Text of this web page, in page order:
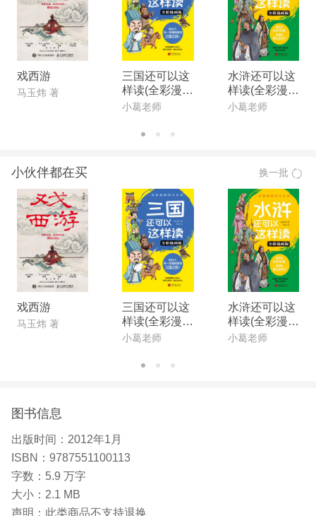
记历史，才不会让灵魂迷失；才能继承民族优秀的文
明，做一个顶天立地的中国。 ——著名作家苏叔阳
《代代读儿童文学经典丛书》所收，都是我儿时读过
的经典，是曾经伴我成长的图书，里面有许许多多有
趣的故事、有趣的人物，揪心扯肺的，让少年时代的
我激动了好多年——也是我们那个时代的时尚呢。相
信现在的小朋友来读，一定也是牵肠挂肚的。读读
别有天地呢！ ——著名作家、中国作协副主席陈建
功
戏西游
马玉炜 著
三国还可以这
样读(全彩漫画
版)
小葛老师
水浒还可以这
样读(全彩漫画
版)
小葛老师
小伙伴都在买 换一批
戏西游
马玉炜 著
三国还可以这
样读(全彩漫画
版)
小葛老师
水浒还可以这
样读(全彩漫画
版)
小葛老师
图书信息
出版时间： 2012年1月
ISBN： 9787551100113
字数： 5.9 万字
大小： 2.1 MB
声明： 此类商品不支持退换